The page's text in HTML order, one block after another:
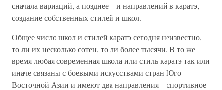
сначала вариаций, а позднее – и направлений в каратэ,
создание собственных стилей и школ.
Общее число школ и стилей каратэ сегодня неизвестно,
то ли их несколько сотен, то ли более тысячи. В то же
время любая современная школа или стиль каратэ так или
иначе связаны с боевыми искусствами стран Юго-
Восточной Азии и имеют два направления – спортивное